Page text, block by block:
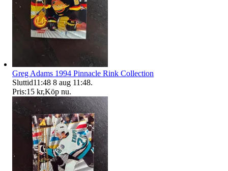
Greg Adams 1994 Pinnacle Rink Collection
Sluttid11:48 8 aug 11:48.
Pris:15 kr,Köp nu.